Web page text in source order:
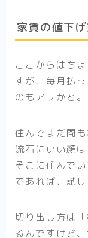
家賃の値下
ここからはち
すが、毎月払
のもアリかと。
住んでまだ間
流石にいい顔
そこに住んで
であれば、試
切り出し方は
るんですけど